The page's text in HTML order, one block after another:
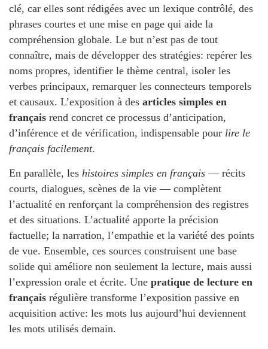
clé, car elles sont rédigées avec un lexique contrôlé, des
phrases courtes et une mise en page qui aide la
compréhension globale. Le but n’est pas de tout
connaître, mais de développer des stratégies: repérer les
noms propres, identifier le thème central, isoler les
verbes principaux, remarquer les connecteurs temporels
et causaux. L’exposition à des articles simples en
français rend concret ce processus d’anticipation,
d’inférence et de vérification, indispensable pour lire le
français facilement.
En parallèle, les histoires simples en français — récits
courts, dialogues, scènes de la vie — complètent
l’actualité en renforçant la compréhension des registres
et des situations. L’actualité apporte la précision
factuelle; la narration, l’empathie et la variété des points
de vue. Ensemble, ces sources construisent une base
solide qui améliore non seulement la lecture, mais aussi
l’expression orale et écrite. Une pratique de lecture en
français régulière transforme l’exposition passive en
acquisition active: les mots lus aujourd’hui deviennent
les mots utilisés demain.